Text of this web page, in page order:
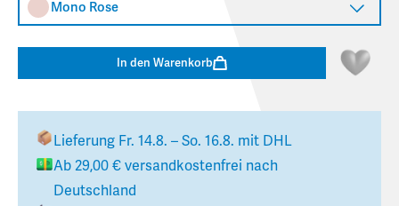
Mono Rose
In den Warenkorb
Lieferung Fr. 14.8. – So. 16.8. mit DHL
Ab 29,00 € versandkostenfrei nach
Deutschland